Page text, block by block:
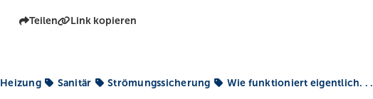
Teilen Link kopieren
Heizung Sanitär Strömungssicherung Wie funktioniert eigentlich. . .